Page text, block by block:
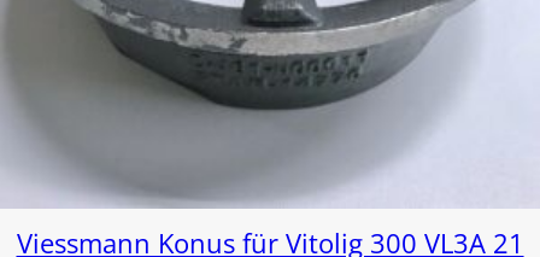
Viessmann Konus für Vitolig 300 VL3A 21